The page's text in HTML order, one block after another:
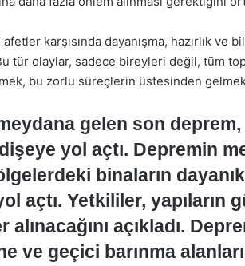
karşısında dayanışma, hazırlık
tür olaylar, sadece bireyleri değil, tüm
bu zorlu süreçlerin üstesinden
gelen son
yol açtı. Depremin
binaların
açtı. Yetkililer, yapıların
alınacağını açıkladı.
ve geçici barınma